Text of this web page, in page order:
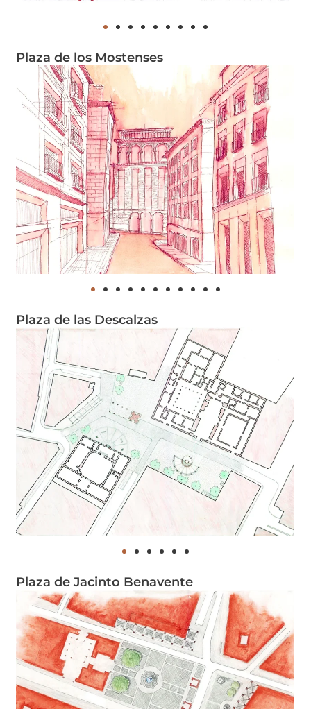
Plaza de los Mostenses
Plaza de las Descalzas
Plaza de Jacinto Benavente